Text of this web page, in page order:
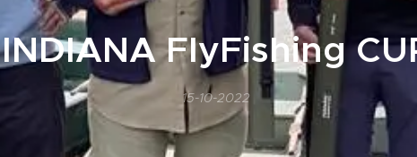
INDIANA FlyFishing
15-10-2022